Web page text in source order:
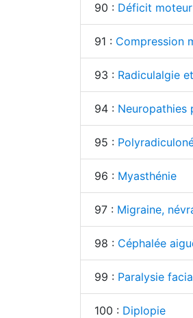
90 : Déficit
91 : Compression
93 : Radiculalgie
94 : Neuropathies
95 :
96 : Myasthénie
97 : Migraine,
98 : Céphalée
99 : Paralysie
100 : Diplopie